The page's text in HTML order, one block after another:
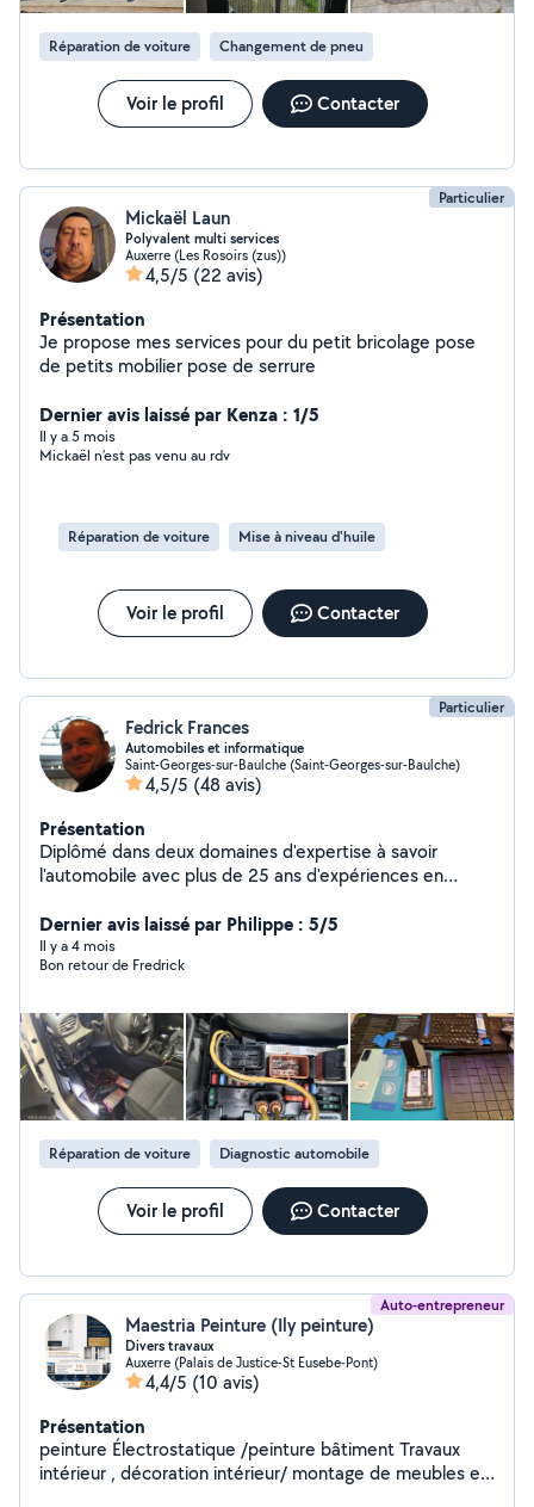
Réparation de voiture Changement de pneu
Voir le profil Contacter
Particulier
Mickaël Laun
Polyvalent multi services
Auxerre (Les Rosoirs (zus))
4,5/5 (22 avis)
Présentation
Je propose mes services pour du petit bricolage pose
de petits mobilier pose de serrure
Dernier avis laissé par Kenza : 1/5
Il y a 5 mois
Mickaël n’est pas venu au rdv
Réparation de voiture Mise à niveau d'huile
Voir le profil Contacter
Particulier
Fedrick Frances
Automobiles et informatique
Saint-Georges-sur-Baulche (Saint-Georges-sur-Baulche)
4,5/5 (48 avis)
Présentation
Diplômé dans deux domaines d'expertise à savoir
l'automobile avec plus de 25 ans d'expériences en
informatique, je vous propose mes services. ----------------
-----------------------------En automobile : -Diagnostic avec
valises multiples marques multiples supports ( auto
GPL/GNV/climatisation/ véhicules hybrides et
électriques ( diplômes d'état) -Remise à zéro des
adaptatifs ( FAP, voyant révision,AIRBAG...) -Diagnostic
pannes sans valises ( pannes mécaniques) ------------------
-----------------------------En informatique : -Diagnostic de
pannes ( mémoires, disque dur, carte mère,
alimentation, WiFi, bluetooth . -Installation ,-Nettoyage ,
antivirus -Changement d os ( Windows et Linux
uniquement) --Mise en place réseaux et stratégie de
sécurité ( box ,serveurs,NAS ) -réparations
distance et formations
Dernier avis laissé par Philippe : 5/5
Il y a 4 mois
Bon retour de Fredrick
Réparation de voiture Diagnostic automobile
Voir le profil Contacter
Auto-entrepreneur
Maestria Peinture (Ily peinture)
Divers travaux
Auxerre (Palais de Justice-St Eusebe-Pont)
4,4/5 (10 avis)
Présentation
peinture Électrostatique /peinture bâtiment Travaux
intérieur , décoration intérieur/ montage de meubles et